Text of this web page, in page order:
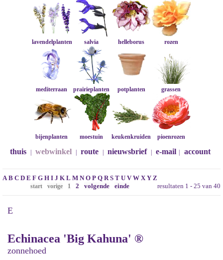
lavendelplanten salvia helleborus rozen
mediterraan prairieplanten potplanten grassen
bijenplanten moestuin keukenkruiden pioenrozen
thuis webwinkel route nieuwsbrief e-mail account
A B C D E F G H I J K L M N O P Q R S T U V W X Y Z
resultaten 1 - 25 van 40
start vorige 1 2 volgende einde
E
Echinacea 'Big Kahuna' ®
zonnehoed